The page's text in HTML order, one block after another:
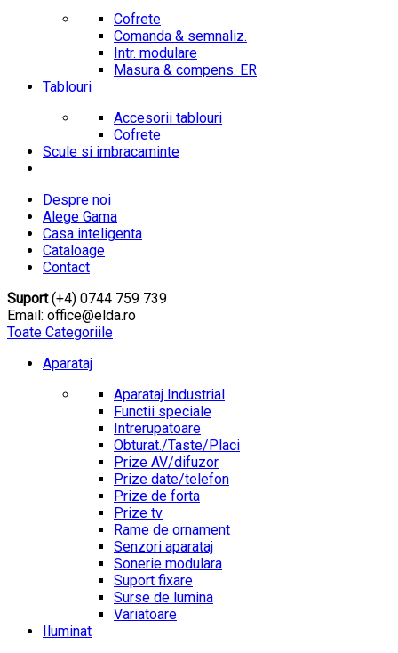
Cofrete
Comanda & semnaliz.
Intr. modulare
Masura & compens. ER
Tablouri
Accesorii tablouri
Cofrete
Scule si imbracaminte
Despre noi
Alege Gama
Casa inteligenta
Cataloage
Contact
Suport(+4) 0744 759 739
Email: office@elda.ro
Toate Categoriile
Aparataj
Aparataj Industrial
Functii speciale
Intrerupatoare
Obturat./Taste/Placi
Prize AV/difuzor
Prize date/telefon
Prize de forta
Prize tv
Rame de ornament
Senzori aparataj
Sonerie modulara
Suport fixare
Surse de lumina
Variatoare
Iluminat